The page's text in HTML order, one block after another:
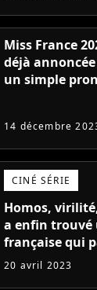
Miss France
déjà
un simple
14 décembre
CINÉ SÉRIE
Homos,
a enfin trouvé
française qui
sans être
20 avril 2023